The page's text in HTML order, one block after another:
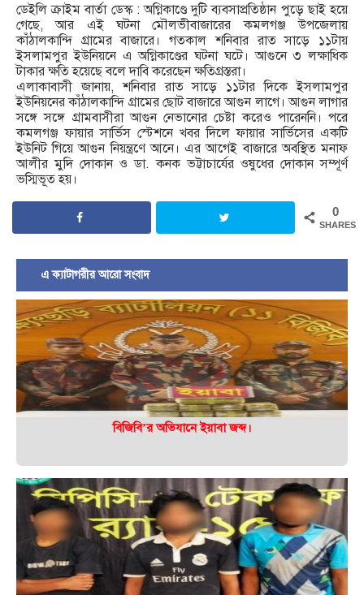
ডেইলি ক্রাইম বার্তা ডেস্ক : অগ্নিকাণ্ডে দুটি ব্যবসাপ্রতিষ্ঠান পুড়ে ছাই হয়ে
গেছে, আর এই ঘটনা মৌলভীবাজারের কমলগঞ্জ উপজেলায়
কাঁঠালকান্দি গ্রামের বাজারে। গতকাল শনিবার রাত সাড়ে ১১টায়
ইসলামপুর ইউনিয়নে এ অগ্নিকাণ্ডের ঘটনা ঘটে। আগুনে ৩ লক্ষাধিক
টাকার ক্ষতি হয়েছে বলে দাবি করেছেন ক্ষতিগ্রস্তরা।
এলাকাবাসী জানায়, শনিবার রাত সাড়ে ১১টার দিকে ইসলামপুর
ইউনিয়নের কাঁঠালকান্দি গ্রামের ছোট বাজারে আগুন লাগে। আগুন লাগার
সঙ্গে সঙ্গে গ্রামবাসীরা আগুন নেভানোর চেষ্টা করেও পারেননি। পরে
কমলগঞ্জ ফায়ার সার্ভিস স্টেশনে খবর দিলে ফায়ার সার্ভিসের একটি
ইউনিট গিয়ে আগুন নিয়ন্ত্রণে আনে। এর আগেই বাজারে অবস্থিত মনাফ
আলীর মুদি দোকান ও ডা. কনক ভট্টাচার্যের ওষুধের দোকান সম্পূর্ণ
ভস্মিভূত হয়।
0
SHARES
এ ক্যাটাগরীর আরো সংবাদ
বিজিবি’র অভিযানে ইয়াবা জব্দ।